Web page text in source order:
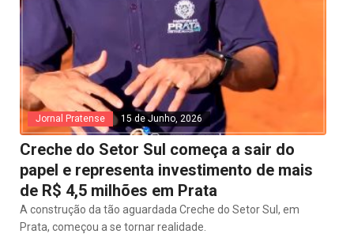
Jornal Pratense 15 de Junho, 2026
Creche do Setor Sul começa a sair do
papel e representa investimento de mais
de R$ 4,5 milhões em Prata
A construção da tão aguardada Creche do Setor Sul, em
Prata, começou a se tornar realidade.